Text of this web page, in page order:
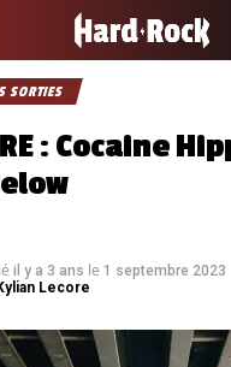
SORTIES
: Cocaine
il y a 3 ans le 1 septembre 2023
Lecore